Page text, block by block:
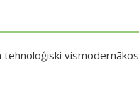
tehnoloģiski vismodernākos